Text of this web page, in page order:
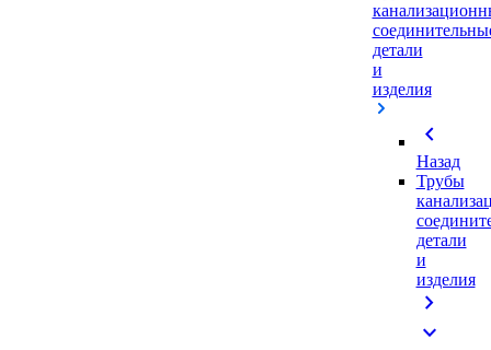
детали
и
изделия
chevron_left
Назад
Трубы
детали
и
изделия
chevron_right
expand_more